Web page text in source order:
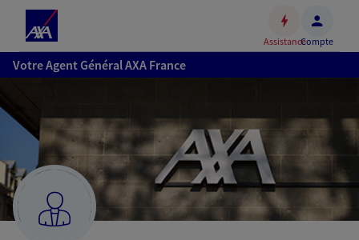
Accéder
au
Accéder
au
pied
de
page
AssistanceCompte
Votre Agent Général AXA France